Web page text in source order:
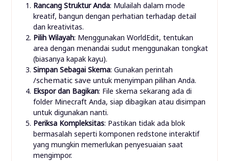
Rancang Struktur Anda: Mulailah dalam mode
kreatif, bangun dengan perhatian terhadap detail
dan kreativitas.
Pilih Wilayah: Menggunakan WorldEdit, tentukan
area dengan menandai sudut menggunakan tongkat
(biasanya kapak kayu).
Simpan Sebagai Skema: Gunakan perintah
/schematic save untuk menyimpan pilihan Anda.
Ekspor dan Bagikan: File skema sekarang ada di
folder Minecraft Anda, siap dibagikan atau disimpan
untuk digunakan nanti.
Periksa Kompleksitas: Pastikan tidak ada blok
bermasalah seperti komponen redstone interaktif
yang mungkin memerlukan penyesuaian saat
mengimpor.